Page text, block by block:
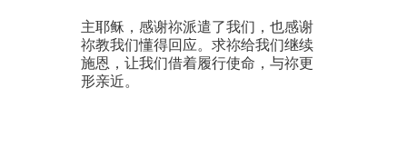
主耶稣，感谢祢派遣了我们，也感谢
祢教我们懂得回应。求祢给我们继续
施恩，让我们借着履行使命，与祢更
形亲近。